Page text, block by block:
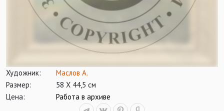
Художник:
Маслов А.
Размер:
58 Х 44,5 см
Цена:
Работа в архиве